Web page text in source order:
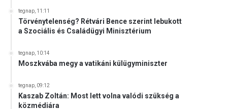
tegnap, 11:11
Törvénytelenség? Rétvári Bence szerint lebukott
a Szociális és Családügyi Minisztérium
tegnap, 10:14
Moszkvába megy a vatikáni külügyminiszter
tegnap, 09:12
Kaszab Zoltán: Most lett volna valódi szükség a
közmédiára